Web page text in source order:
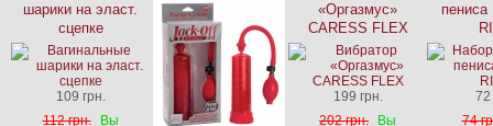
шарики на эласт.
сцепке
109 грн.
112 грн.
Вы
«Оргазмус»
CARESS FLEX
199 грн.
202 грн.
Вы
пениса
72
74